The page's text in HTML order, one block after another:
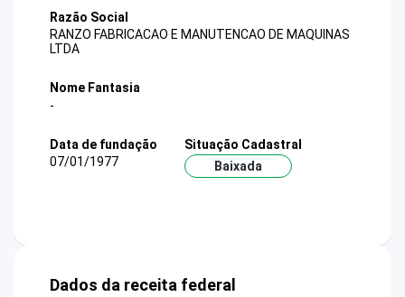
Razão Social
RANZO FABRICACAO E MANUTENCAO DE MAQUINAS
LTDA
Nome Fantasia
-
Data de fundação
07/01/1977
Situação Cadastral
Baixada
Dados da receita federal